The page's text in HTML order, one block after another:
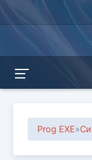
Prog EXE»